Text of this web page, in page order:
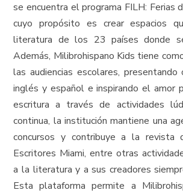
se encuentra el programa FILH: Ferias
cuyo propósito es crear espacios
literatura de los 23 países donde
Además, Milibrohispano Kids tiene
las audiencias escolares, presentando
inglés y español e inspirando el amor
escritura a través de actividades
continua, la institución mantiene una
concursos y contribuye a la revista
Escritores Miami, entre otras
a la literatura y a sus creadores
Esta plataforma permite a